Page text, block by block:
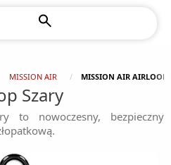
MISSION AIR MISSION AIR AIRLOOP
Szary
to nowoczesny, bezpieczny